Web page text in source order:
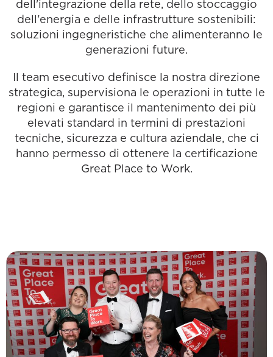
dell'integrazione della rete, dello stoccaggio
dell'energia e delle infrastrutture sostenibili:
soluzioni ingegneristiche che alimenteranno le
generazioni future.
Il team esecutivo definisce la nostra direzione
strategica, supervisiona le operazioni in tutte le
regioni e garantisce il mantenimento dei più
elevati standard in termini di prestazioni
tecniche, sicurezza e cultura aziendale, che ci
hanno permesso di ottenere la certificazione
Great Place to Work.